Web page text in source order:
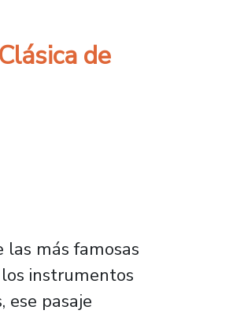
de
más famosas
instrumentos
pasaje